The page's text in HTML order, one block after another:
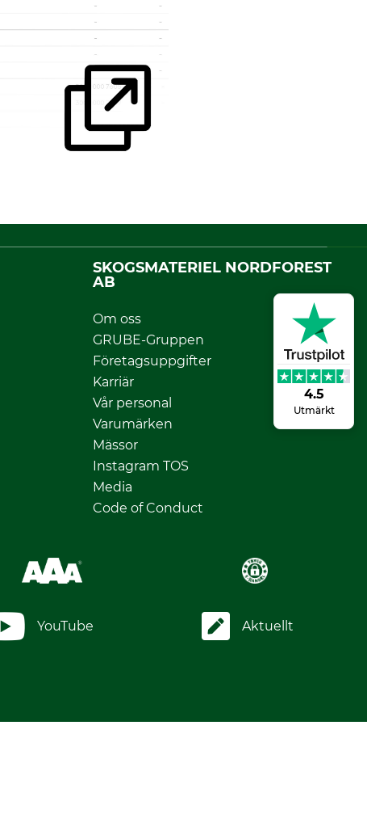
4.5
Utmärkt
SKOGSMATERIEL NORDFOREST
AB
Om oss
GRUBE-Gruppen
Företagsuppgifter
Karriär
Vår personal
Varumärken
Mässor
Instagram TOS
Media
Code of Conduct
YouTube Aktuellt